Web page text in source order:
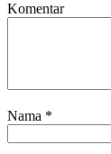
Komentar
Nama *